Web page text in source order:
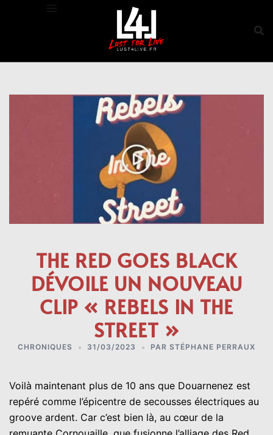
THE RED GOES BLACK
DÉVOILE UN NOUVEAU
CLIP « REBELS IN THE
STREET »
CHRONIQUES 31/03/2023 PAR STÉPHANE PERRAUX
Voilà maintenant plus de 10 ans que Douarnenez est
repéré comme l’épicentre de secousses électriques au
groove ardent. Car c’est bien là, au cœur de la